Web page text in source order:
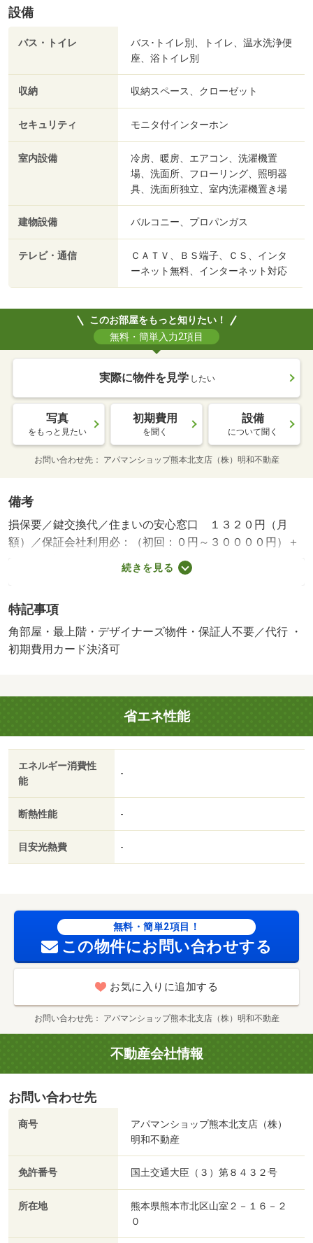
設備
バス・トイレ
バス･トイレ別、トイレ、温水洗浄便
座、浴トイレ別
収納 収納スペース、クローゼット
セキュリティ モニタ付インターホン
室内設備
冷房、暖房、エアコン、洗濯機置
場、洗面所、フローリング、照明器
具、洗面所独立、室内洗濯機置き場
建物設備 バルコニー、プロパンガス
テレビ・通信
ＣＡＴＶ、ＢＳ端子、ＣＳ、インタ
ーネット無料、インターネット対応
このお部屋をもっと知りたい！
無料・簡単入力2項目
実際に物件を見学 したい
写真
をもっと見たい
初期費用
を聞く
設備
について聞く
お問い合わせ先 アパマンショップ熊本北支店（株）明和不動産
備考
損保要／鍵交換代／住まいの安心窓口 １３２０円（月
額）／保証会社利用必：（初回：０円～３００００円）＋
（月額保証料：月額賃料総額２．２％～２．５％）＋（年
間保証料：０円～１００００円）／屋内駐／保証会社：
ー／エアコン／クロゼット／フローリング／ＴＶインター
ホン／室内洗濯置／角住戸／温水洗浄便座／洗面所独立／
押入／ＣＡＴＶ／光ファイバー／礼金不要／最上階／照明
／自走式駐車場／ＬＤＫ１２畳以上／プロパンガス／ＢＳ
／高速ネット対応／保証会社利用可／ＩＴ重説 対応物件
／初期費用カード決済可／三里木駅（その他）まで３７４
ｍ／ダイレックス菊陽店（スーパー）まで６２７ｍ／ファ
ミリーマート（コンビニ）まで７１２ｍ／セブンイレブン
（コンビニ）まで７９２ｍ／三里木簡易郵便局（郵便局）
２６ｍ/賃貸戸数:8戸
続きを見る
特記事項
角部屋・最上階・デザイナーズ物件・保証人不要／代行 ・
初期費用カード決済可
省エネ性能
エネルギー消費性
能
-
断熱性能 -
目安光熱費 -
無料・簡単2項目！
この物件にお問い合わせする
お気に入りに追加する
お問い合わせ先 アパマンショップ熊本北支店（株）明和不動産
不動産会社情報
お問い合わせ先
商号
アパマンショップ熊本北支店（株）
明和不動産
免許番号 国土交通大臣（３）第８４３２号
所在地
熊本県熊本市北区山室２－１６－２
０